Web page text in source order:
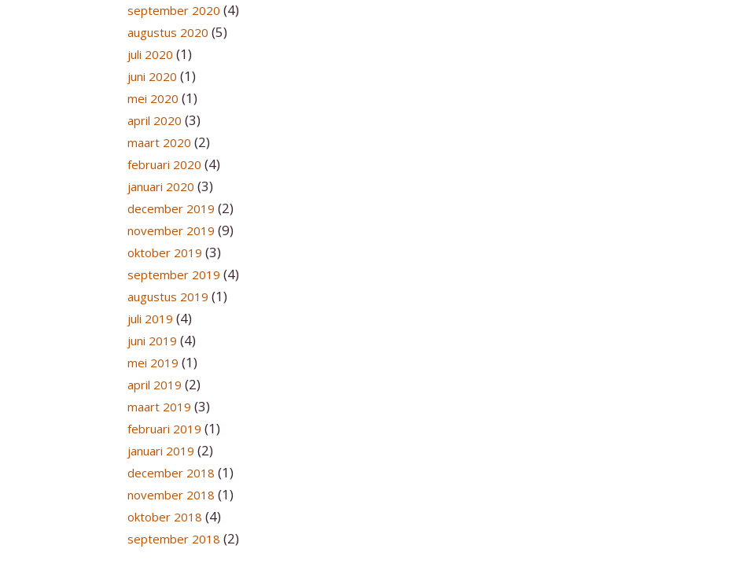
september 2020 (4)
augustus 2020 (5)
juli 2020 (1)
juni 2020 (1)
mei 2020 (1)
april 2020 (3)
maart 2020 (2)
februari 2020 (4)
januari 2020 (3)
december 2019 (2)
november 2019 (9)
oktober 2019 (3)
september 2019 (4)
augustus 2019 (1)
juli 2019 (4)
juni 2019 (4)
mei 2019 (1)
april 2019 (2)
maart 2019 (3)
februari 2019 (1)
januari 2019 (2)
december 2018 (1)
november 2018 (1)
oktober 2018 (4)
september 2018 (2)